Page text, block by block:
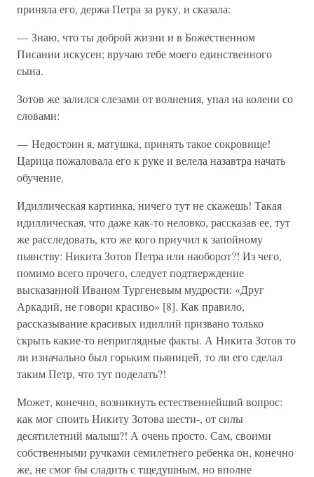
приняла его, держа Петра за руку, и сказала:
— Знаю, что ты доброй жизни и в Божественном
Писании искусен; вручаю тебе моего единственного
сына.
Зотов же залился слезами от волнения, упал на колени со
словами:
— Недостоин я, матушка, принять такое сокровище!
Царица пожаловала его к руке и велела назавтра начать
обучение.
Идиллическая картинка, ничего тут не скажешь! Такая
идиллическая, что даже как-то неловко, рассказав ее, тут
же расследовать, кто же кого приучил к запойному
пьянству: Никита Зотов Петра или наоборот?! Из чего,
помимо всего прочего, следует подтверждение
высказанной Иваном Тургеневым мудрости: «Друг
Аркадий, не говори красиво» [8]. Как правило,
рассказывание красивых идиллий призвано только
скрыть какие-то неприглядные факты. А Никита Зотов то
ли изначально был горьким пьяницей, то ли его сделал
таким Петр, что тут поделать?!
Может, конечно, возникнуть естественнейший вопрос:
как мог споить Никиту Зотова шести-, от силы
десятилетний малыш?! А очень просто. Сам, своими
собственными ручками семилетнего ребенка он, конечно
же, не смог бы сладить с тщедушным, но вполне